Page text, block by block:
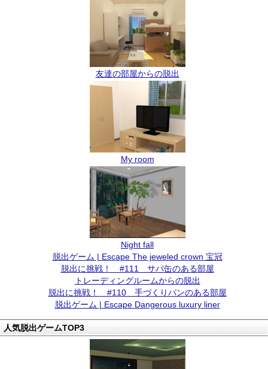
友達の部屋からの脱出
My room
Night fall
脱出ゲーム | Escape The jeweled crown 宝冠
脱出に挑戦！ #111 サバ缶のある部屋
トレーディングルームからの脱出
脱出に挑戦！ #110 手づくりパンのある部屋
脱出ゲーム | Escape Dangerous luxury liner
人気脱出ゲームTOP3